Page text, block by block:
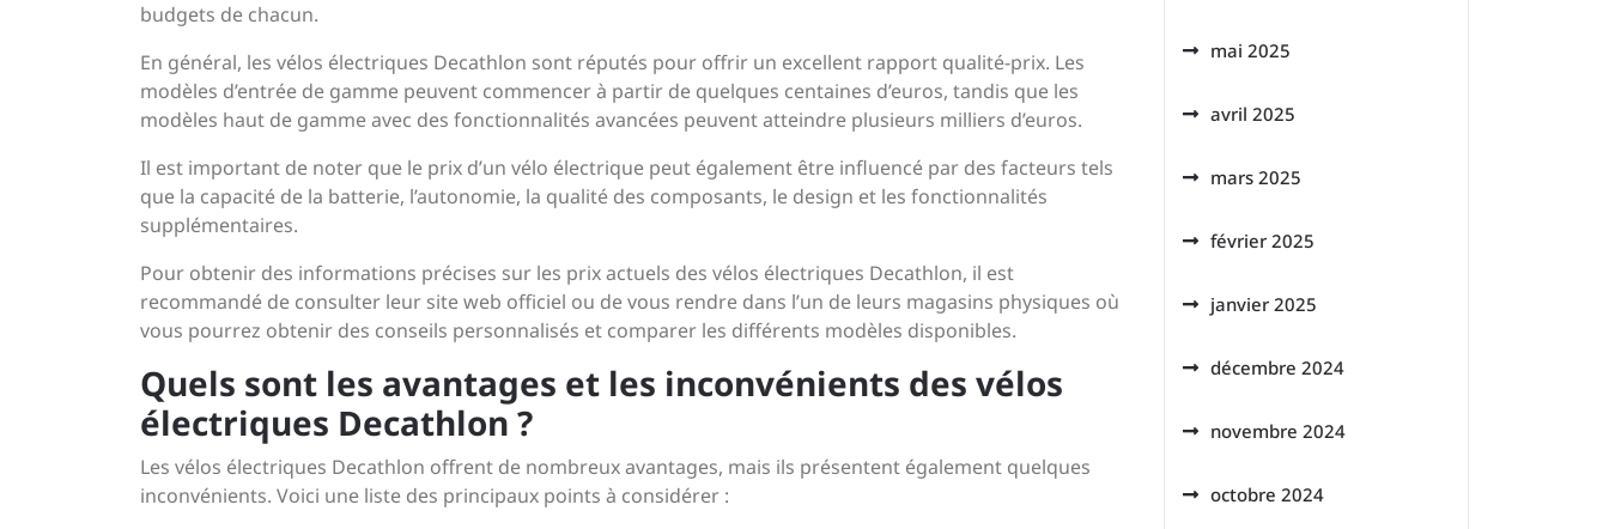
budgets de chacun.
En général, les vélos électriques Decathlon sont réputés pour offrir un excellent rapport qualité-prix. Les
modèles d’entrée de gamme peuvent commencer à partir de quelques centaines d’euros, tandis que les
modèles haut de gamme avec des fonctionnalités avancées peuvent atteindre plusieurs milliers d’euros.
Il est important de noter que le prix d’un vélo électrique peut également être influencé par des facteurs tels
que la capacité de la batterie, l’autonomie, la qualité des composants, le design et les fonctionnalités
supplémentaires.
Pour obtenir des informations précises sur les prix actuels des vélos électriques Decathlon, il est
recommandé de consulter leur site web officiel ou de vous rendre dans l’un de leurs magasins physiques où
vous pourrez obtenir des conseils personnalisés et comparer les différents modèles disponibles.
Quels sont les avantages et les inconvénients des vélos
électriques Decathlon ?
Les vélos électriques Decathlon offrent de nombreux avantages, mais ils présentent également quelques
inconvénients. Voici une liste des principaux points à considérer :
mai 2025
avril 2025
mars 2025
février 2025
janvier 2025
décembre 2024
novembre 2024
octobre 2024